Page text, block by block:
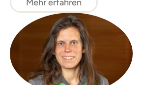
Mehr erfahren